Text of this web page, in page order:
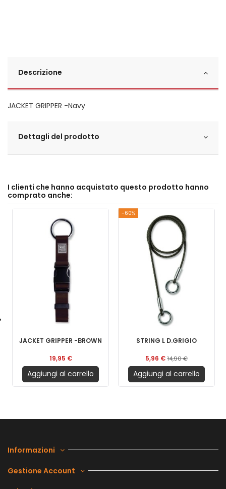
Descrizione
JACKET GRIPPER -Navy
Dettagli del prodotto
I clienti che hanno acquistato questo prodotto hanno
comprato anche:
JACKET GRIPPER -BROWN
19,95 €
Aggiungi al carrello
-60%
STRING L D.GRIGIO
5,96 €14,90 €
Aggiungi al carrello
Informazioni
Gestione Account